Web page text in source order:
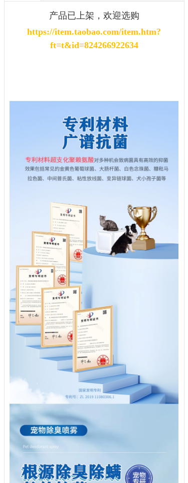
产品已上架，欢迎选购
https://item.taobao.com/item.htm?
ft=t&id=824266922634